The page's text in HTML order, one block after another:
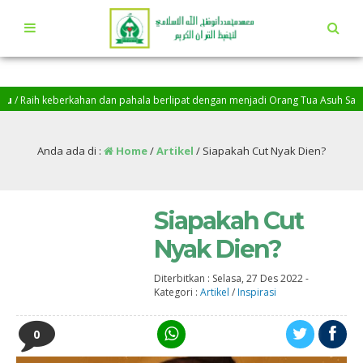
keberkahan dan pahala berlipat dengan menjadi Orang Tua Asuh Santri
Baarakallah…
Anda ada di : Home/Artikel / Siapakah Cut Nyak Dien?
Siapakah Cut
Nyak Dien?
Diterbitkan : Selasa, 27 Des 2022-
Kategori : Artikel / Inspirasi
0